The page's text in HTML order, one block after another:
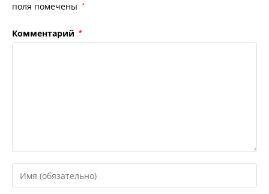
поля помечены *
Комментарий *
Введите
свое